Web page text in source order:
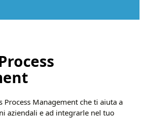
Process Management che ti aiuta a
aziendali e ad integrarle nel tuo